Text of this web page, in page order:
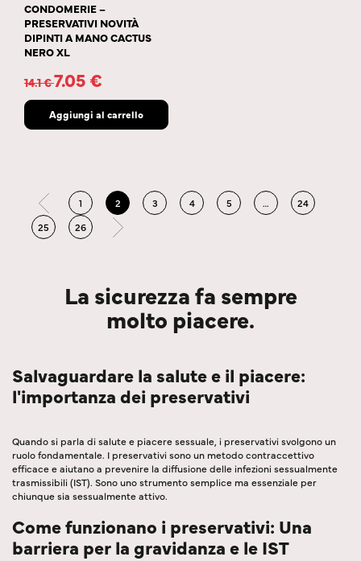
CONDOMERIE –
PRESERVATIVI NOVITÀ
DIPINTI A MANO CACTUS
NERO XL
14.1€7.05€
Aggiungi al carrello
1 2 3 4 5 …
24
25
26
La sicurezza fa sempre
molto piacere.
Salvaguardare la salute e il piacere:
l'importanza dei preservativi
Quando si parla di salute e piacere sessuale, i preservativi svolgono un
ruolo fondamentale. I preservativi sono un metodo contraccettivo
efficace e aiutano a prevenire la diffusione delle infezioni sessualmente
trasmissibili (IST). Sono uno strumento semplice ma essenziale per
chiunque sia sessualmente attivo.
Come funzionano i preservativi: Una
barriera per la gravidanza e le IST